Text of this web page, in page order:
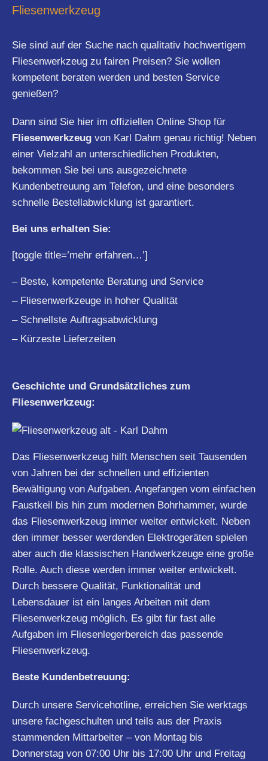
Fliesenwerkzeug
Sie sind auf der Suche nach qualitativ hochwertigem
Fliesenwerkzeug zu fairen Preisen? Sie wollen
kompetent beraten werden und besten Service
genießen?
Dann sind Sie hier im offiziellen Online Shop für
Fliesenwerkzeug von Karl Dahm genau richtig! Neben
einer Vielzahl an unterschiedlichen Produkten,
bekommen Sie bei uns ausgezeichnete
Kundenbetreuung am Telefon, und eine besonders
schnelle Bestellabwicklung ist garantiert.
Bei uns erhalten Sie:
[toggle title=’mehr erfahren…’]
– Beste, kompetente Beratung und Service
– Fliesenwerkzeuge in hoher Qualität
– Schnellste Auftragsabwicklung
– Kürzeste Lieferzeiten
Geschichte und Grundsätzliches zum
Fliesenwerkzeug:
Das Fliesenwerkzeug hilft Menschen seit Tausenden
von Jahren bei der schnellen und effizienten
Bewältigung von Aufgaben. Angefangen vom einfachen
Faustkeil bis hin zum modernen Bohrhammer, wurde
das Fliesenwerkzeug immer weiter entwickelt. Neben
den immer besser werdenden Elektrogeräten spielen
aber auch die klassischen Handwerkzeuge eine große
Rolle. Auch diese werden immer weiter entwickelt.
Durch bessere Qualität, Funktionalität und
Lebensdauer ist ein langes Arbeiten mit dem
Fliesenwerkzeug möglich. Es gibt für fast alle
Aufgaben im Fliesenlegerbereich das passende
Fliesenwerkzeug.
Beste Kundenbetreuung:
Durch unsere Servicehotline, erreichen Sie werktags
unsere fachgeschulten und teils aus der Praxis
stammenden Mittarbeiter – von Montag bis
Donnerstag von 07:00 Uhr bis 17:00 Uhr und Freitag